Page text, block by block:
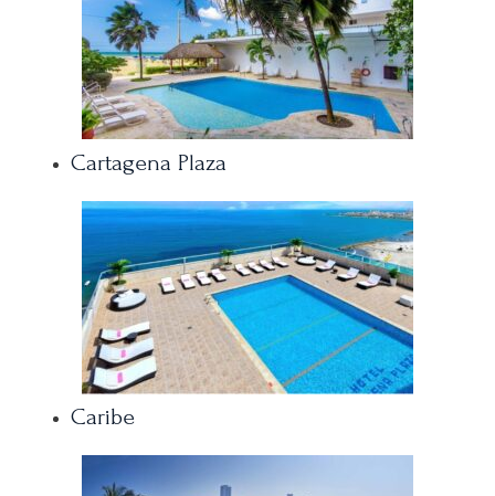
Cartagena Plaza
Caribe